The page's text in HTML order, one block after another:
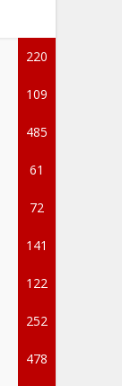
220
109
485
61
72
141
122
252
478